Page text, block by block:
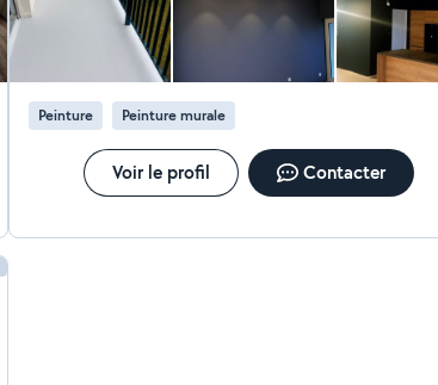
Peinture Peinture murale
Voir le profil Contacter